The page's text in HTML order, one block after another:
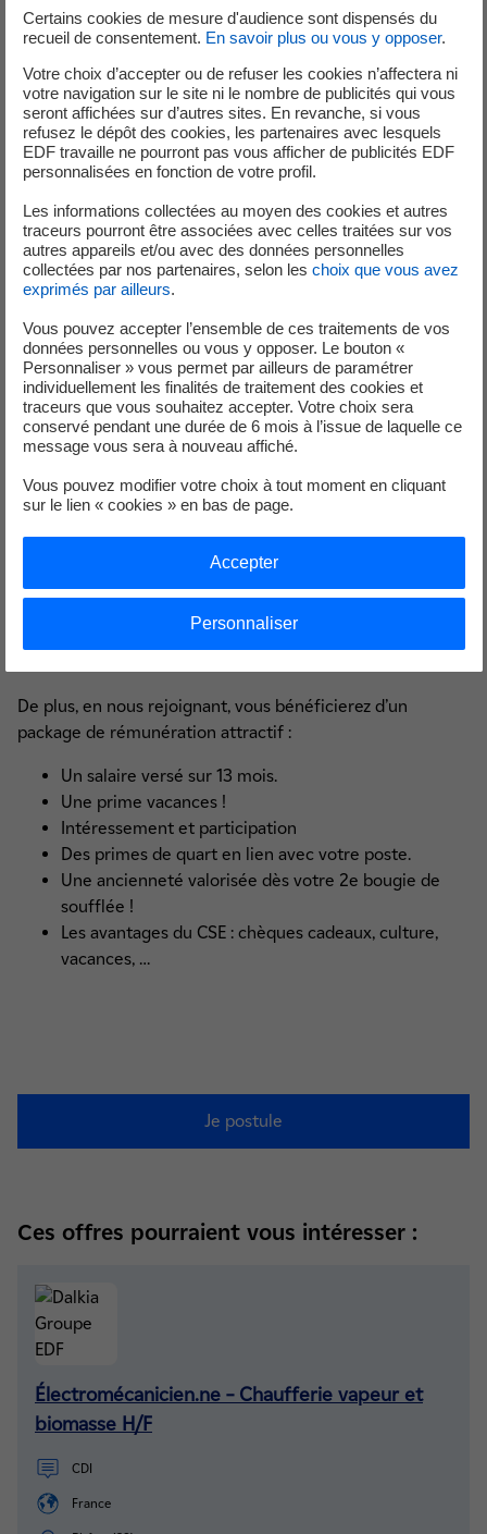
fonctionnement.
Profil souhaité
👤Profil recherché
Expérience en conduite d’installations thermiques
ou industrielles (chaufferies, vapeur, biomasse, etc.)
avec une forte capacité à dépanner les installations.
Bonnes compétences techniques en électricité
Autonomie et fiabilité (poste seul de nuit, week-ends
et jours fériés).
Sens de la sécurité, rigueur, esprit d’équipe, et
communication claire.
💲 Les avantages en nous rejoignant ?
Au delà du fait d’intégrer un nouveau projet d’envergure
qui allie technique et challenge, vous intégrez une
De plus, en nous rejoignant, vous bénéficierez d’un
package de rémunération attractif :
Un salaire versé sur 13 mois.
Une prime vacances !
Intéressement et participation
Des primes de quart en lien avec votre poste.
Une ancienneté valorisée dès votre 2e bougie de
soufflée !
Les avantages du CSE : chèques cadeaux, culture,
vacances, …
Je postule
Ces offres pourraient vous intéresser :
Électromécanicien.ne – Chaufferie vapeur et
biomasse H/F
CDI
France
Certains cookies de mesure d'audience sont dispensés du
recueil de consentement. En savoir plus ou vous y opposer.
Votre choix d’accepter ou de refuser les cookies n’affectera ni
votre navigation sur le site ni le nombre de publicités qui vous
seront affichées sur d’autres sites. En revanche, si vous
refusez le dépôt des cookies, les partenaires avec lesquels
EDF travaille ne pourront pas vous afficher de publicités EDF
personnalisées en fonction de votre profil.
Les informations collectées au moyen des cookies et autres
traceurs pourront être associées avec celles traitées sur vos
autres appareils et/ou avec des données personnelles
collectées par nos partenaires, selon les choix que vous avez
exprimés par ailleurs.
Vous pouvez accepter l’ensemble de ces traitements de vos
données personnelles ou vous y opposer. Le bouton «
Personnaliser » vous permet par ailleurs de paramétrer
individuellement les finalités de traitement des cookies et
traceurs que vous souhaitez accepter. Votre choix sera
conservé pendant une durée de 6 mois à l’issue de laquelle ce
message vous sera à nouveau affiché.
Vous pouvez modifier votre choix à tout moment en cliquant
sur le lien « cookies » en bas de page.
Personnaliser
Accepter